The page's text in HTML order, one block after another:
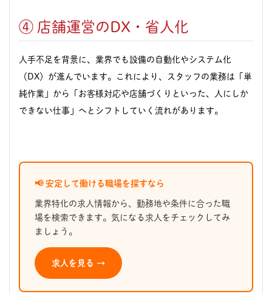
④ 店舗運営のDX・省人化
人手不足を背景に、業界でも設備の自動化やシステム化
（DX）が進んでいます。これにより、スタッフの業務は「単
純作業」から「お客様対応や店舗づくりといった、人にしか
できない仕事」へとシフトしていく流れがあります。
📢 安定して働ける職場を探すなら
業界特化の求人情報から、勤務地や条件に合った職
場を検索できます。気になる求人をチェックしてみ
ましょう。
求人を見る →